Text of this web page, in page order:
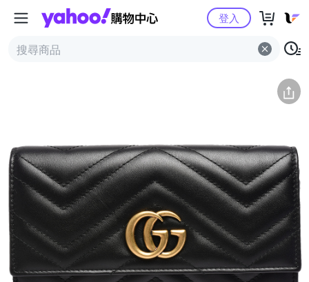
Yahoo購物中心
登入
簡介 評價 (0) 猜你喜歡